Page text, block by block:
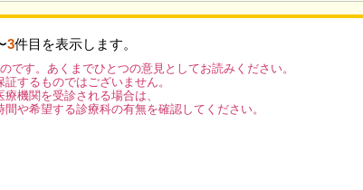
3件目を表示します。
です。あくまでひとつの意見としてお読みください。
証するものではございません。
機関を受診される場合は、
や希望する診療科の有無を確認してください。